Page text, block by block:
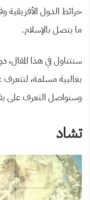
خرائط الدول الأفريقية
ما يتصل بالإسلام.
سنتناول في هذا
بغالبية مسلمة،
وسنواصل التعرف على
تشاد